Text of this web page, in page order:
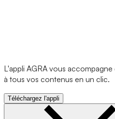
L'appli AGRA vous
à tous vos contenus en un clic.
Téléchargez l'appli